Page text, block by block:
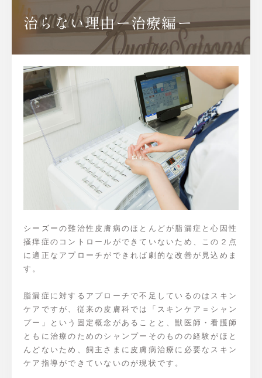
治らない理由ー治療編ー
シーズーの難治性皮膚病のほとんどが脂漏症と心因性
掻痒症のコントロールができていないため、この２点
に適正なアプローチができれば劇的な改善が見込めま
す。
脂漏症に対するアプローチで不足しているのはスキン
ケアですが、従来の皮膚科では「スキンケア＝シャン
プー」という固定概念があることと、獣医師・看護師
ともに治療のためのシャンプーそのものの経験がほと
んどないため、飼主さまに皮膚病治療に必要なスキン
ケア指導ができていないのが現状です。